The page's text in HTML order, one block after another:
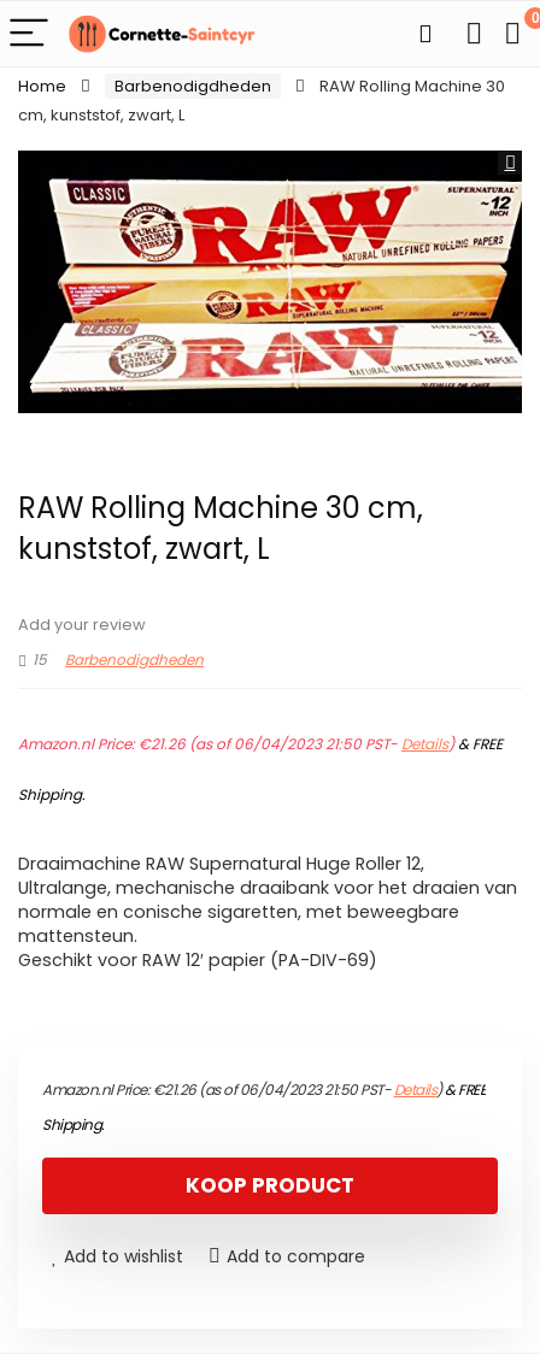
0
Home Barbenodigdheden
RAW Rolling Machine 30
cm, kunststof, zwart, L
RAW Rolling Machine 30 cm,
kunststof, zwart, L
Add your review
15
Barbenodigdheden
Amazon.nl Price:€21.26(as of 06/04/2023 21:50 PST- Details)&FREE
Shipping.
Draaimachine RAW Supernatural Huge Roller 12,
Ultralange, mechanische draaibank voor het draaien van
normale en conische sigaretten, met beweegbare
mattensteun.
Geschikt voor RAW 12′ papier (PA-DIV-69)
Amazon.nl Price:€21.26(as of 06/04/2023 21:50 PST-Details)&FREE
Shipping.
KOOP PRODUCT
Add to wishlist Add to compare